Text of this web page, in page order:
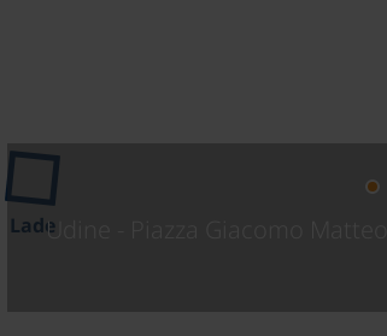
Udine - Piazza Giacomo
Lade